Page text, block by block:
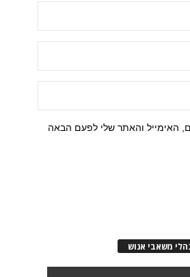
האימייל והאתר שלי לפעם הבאה
משאבי אנוש